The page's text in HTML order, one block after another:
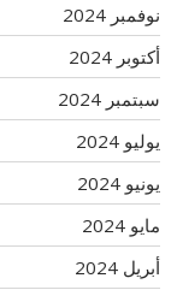
نوفمبر 2024
أكتوبر 2024
سبتمبر 2024
يوليو 2024
يونيو 2024
مايو 2024
أبريل 2024